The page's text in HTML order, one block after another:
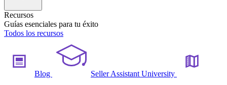
Recursos
Guías esenciales para tu éxito
Todos los recursos
Blog Seller Assistant University